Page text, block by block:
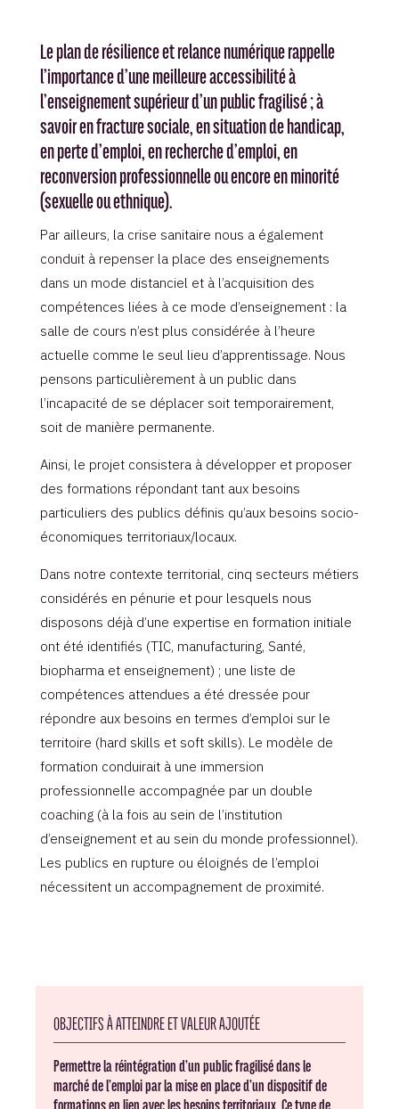
Le plan de résilience et relance numérique rappelle
l’importance d’une meilleure accessibilité à
l’enseignement supérieur d’un public fragilisé ; à
savoir en fracture sociale, en situation de handicap,
en perte d’emploi, en recherche d’emploi, en
reconversion professionnelle ou encore en minorité
(sexuelle ou ethnique).
Par ailleurs, la crise sanitaire nous a également
conduit à repenser la place des enseignements
dans un mode distanciel et à l’acquisition des
compétences liées à ce mode d’enseignement : la
salle de cours n’est plus considérée à l’heure
actuelle comme le seul lieu d’apprentissage. Nous
pensons particulièrement à un public dans
l’incapacité de se déplacer soit temporairement,
soit de manière permanente.
Ainsi, le projet consistera à développer et proposer
des formations répondant tant aux besoins
particuliers des publics définis qu’aux besoins socio-
économiques territoriaux/locaux.
Dans notre contexte territorial, cinq secteurs métiers
considérés en pénurie et pour lesquels nous
disposons déjà d’une expertise en formation initiale
ont été identifiés (TIC, manufacturing, Santé,
biopharma et enseignement) ; une liste de
compétences attendues a été dressée pour
répondre aux besoins en termes d’emploi sur le
territoire (hard skills et soft skills). Le modèle de
formation conduirait à une immersion
professionnelle accompagnée par un double
coaching (à la fois au sein de l’institution
d’enseignement et au sein du monde professionnel).
Les publics en rupture ou éloignés de l’emploi
nécessitent un accompagnement de proximité.
OBJECTIFS À ATTEINDRE ET VALEUR AJOUTÉE
Permettre la réintégration d’un public fragilisé dans le
marché de l’emploi par la mise en place d’un dispositif de
formations en lien avec les besoins territoriaux. Ce type de